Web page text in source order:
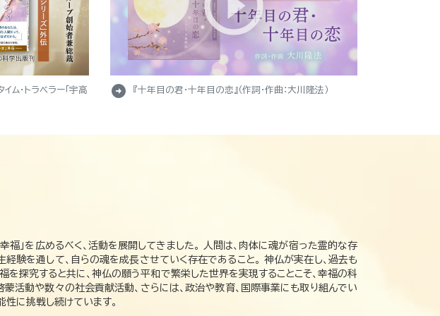
ム・トラベラー「宇高
arrow_circle_right 『十年目の君・十年目の恋』（作詞・作曲：大川隆法）
」を広めるべく、活動を展開してきました。 人間は、肉体に魂が宿った霊的な存
験を通して、自らの魂を成長させていく存在であること。 神仏が実在し、過去も
探究すると共に、神仏の願う平和で繁栄した世界を実現することこそ、幸福の科
活動や数々の社会貢献活動、さらには、政治や教育、国際事業にも取り組んでい
に挑戦し続けています。